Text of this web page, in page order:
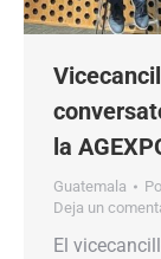
la
Guatemala
Deja un
El